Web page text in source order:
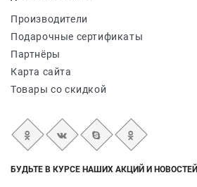
Производители
Подарочные сертификаты
Партнёры
Карта сайта
Товары со скидкой
БУДЬТЕ В КУРСЕ НАШИХ АКЦИЙ И НОВОСТЕЙ